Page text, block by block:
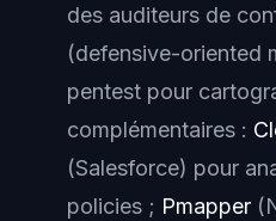
des auditeurs de
(defensive-oriented
pentest pour
complémentaires :
(Salesforce) pour
policies ; Pmapper